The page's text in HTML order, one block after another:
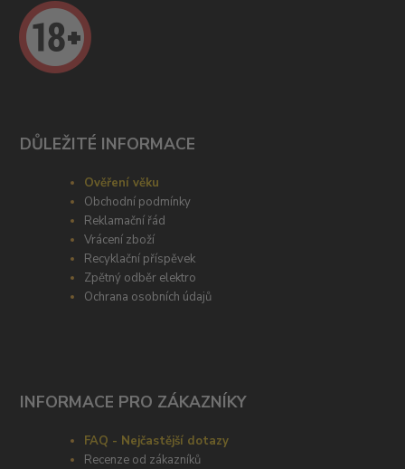
DŮLEŽITÉ INFORMACE
Ověření věku
Obchodní podmínky
Reklamační řád
Vrácení zboží
Recyklační příspěvek
Zpětný odběr elektro
Ochrana osobních údajů
INFORMACE PRO ZÁKAZNÍKY
FAQ - Nejčastější dotazy
Recenze od zákazníků